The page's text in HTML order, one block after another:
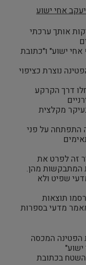
אחי ישוע
אותך ערכתי
ישוע" ו"כתובת
נוצרת כציפוי
דרך הקרקע
מקלצית
התפתחה על פני
זה לפרט את
המתבקשות מהן.
שפיט ולא
תוצאות
מדעי בספרות
הפטינה המכסה
השטח בכתובת